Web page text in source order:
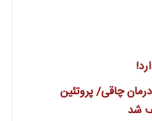
چاقی/ پروتئین
شد